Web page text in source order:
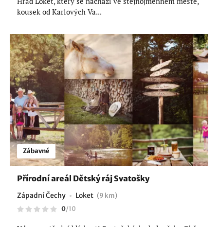
kousek od Karlových Va...
Zábavné
Přírodní areál Dětský ráj Svatošky
Západní Čechy Loket (9 km)
0/10